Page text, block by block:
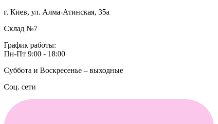
г. Киев, ул. Алма-Атинская, 35а
Склад №7
График работы:
Пн-Пт 9:00 - 18:00
Суббота и Воскресенье – выходные
Соц. сети